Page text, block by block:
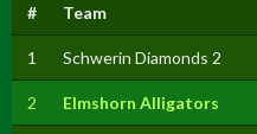
# Team
1 Schwerin Diamonds 2
2 Elmshorn Alligators